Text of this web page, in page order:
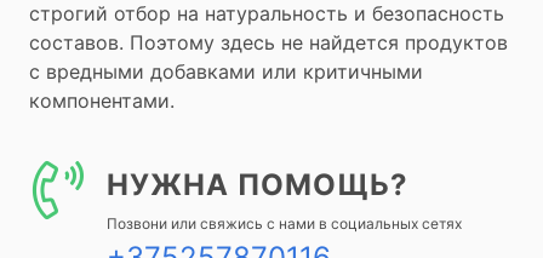
строгий отбор на натуральность и безопасность
составов. Поэтому здесь не найдется продуктов
с вредными добавками или критичными
компонентами.
НУЖНА ПОМОЩЬ?
Позвони или свяжись с нами в социальных сетях